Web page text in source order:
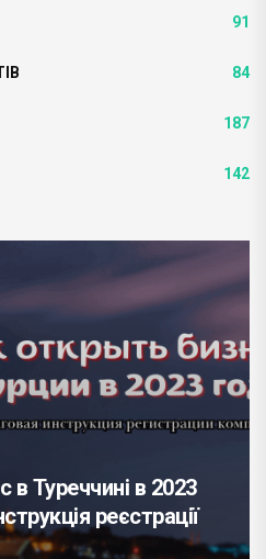
91
84
187
142
в Туреччині в 2023
реєстрації